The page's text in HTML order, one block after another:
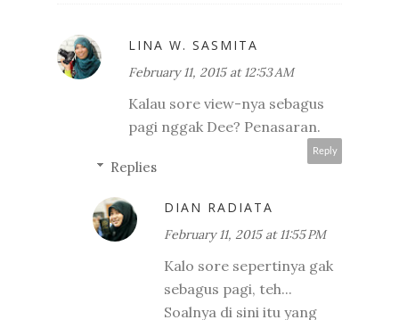
LINA W. SASMITA
February 11, 2015 at 12:53 AM
Kalau sore view-nya sebagus
pagi nggak Dee? Penasaran.
Reply
Replies
DIAN RADIATA
February 11, 2015 at 11:55 PM
Kalo sore sepertinya gak
sebagus pagi, teh...
Soalnya di sini itu yang